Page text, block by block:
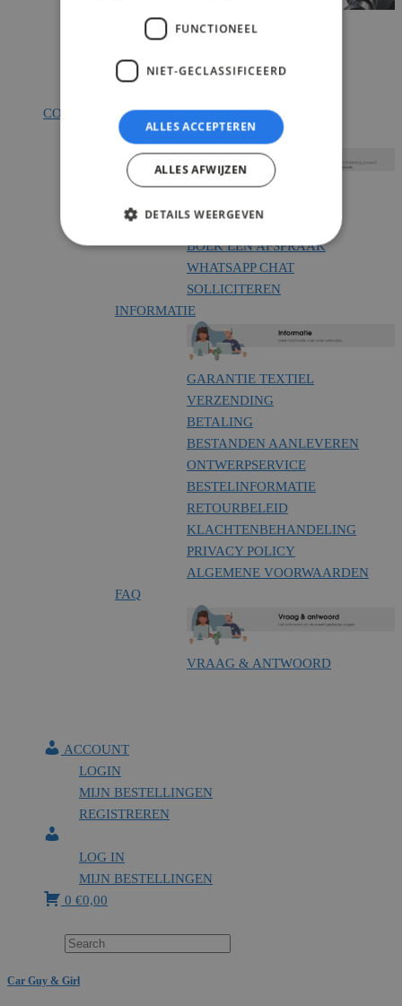
LASER DESIGNS
CONTACT
CONTACT
BOEK EEN AFSPRAAK
WHATSAPP CHAT
SOLLICITEREN
INFORMATIE
GARANTIE TEXTIEL
VERZENDING
BETALING
BESTANDEN AANLEVEREN
ONTWERPSERVICE
BESTELINFORMATIE
RETOURBELEID
KLACHTENBEHANDELING
PRIVACY POLICY
ALGEMENE VOORWAARDEN
FAQ
VRAAG & ANTWOORD
ACCOUNT
LOGIN
MIJN BESTELLINGEN
REGISTREREN
LOG IN
MIJN BESTELLINGEN
0 €0,00
Car Guy & Girl
FUNCTIONEEL
NIET-GECLASSIFICEERD
ALLES ACCEPTEREN
ALLES AFWIJZEN
DETAILS WEERGEVEN